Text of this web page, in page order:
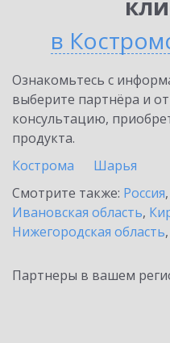
в
Ознакомьтесь с
выберите партнёра и
консультацию,
продукта.
Кострома
Шарья
Смотрите также: Россия,
Ивановская область,
Нижегородская область,
Партнеры в вашем